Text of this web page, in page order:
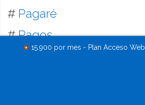
15.900 por mes - Plan Acceso Web
# Pagaré
#Pagos
Plan de Ahorro